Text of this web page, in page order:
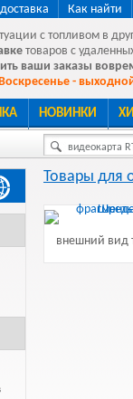
Как найти
с топливом в
товаров с
ваши заказы
-
НОВИНКИ
видеокарта
Товары для
внешний вид